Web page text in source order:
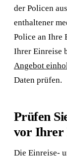
der Policen
enthaltener
Police an Ihre
Ihrer Einreise
Angebot
Daten prüfen.
Prüfen
vor Ihrer
Die Einreise-